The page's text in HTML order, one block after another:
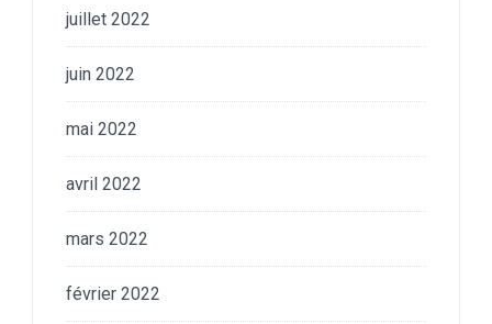
juillet 2022
juin 2022
mai 2022
avril 2022
mars 2022
février 2022